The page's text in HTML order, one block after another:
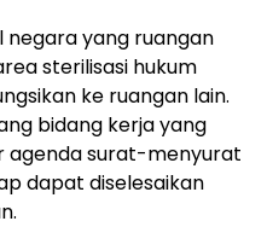
yang ruangan
sterilisasi hukum
ke ruangan lain.
bidang kerja yang
agenda surat-menyurat
dapat diselesaikan